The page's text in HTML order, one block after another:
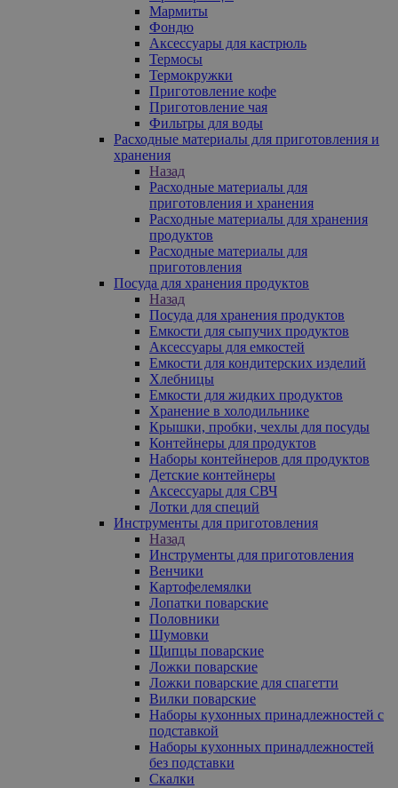
Мармиты
Фондю
Аксессуары для кастрюль
Термосы
Термокружки
Приготовление кофе
Приготовление чая
Фильтры для воды
Расходные материалы для приготовления и
хранения
Назад
Расходные материалы для
приготовления и хранения
Расходные материалы для хранения
продуктов
Расходные материалы для
приготовления
Посуда для хранения продуктов
Назад
Посуда для хранения продуктов
Емкости для сыпучих продуктов
Аксессуары для емкостей
Емкости для кондитерских изделий
Хлебницы
Емкости для жидких продуктов
Хранение в холодильнике
Крышки, пробки, чехлы для посуды
Контейнеры для продуктов
Наборы контейнеров для продуктов
Детские контейнеры
Аксессуары для СВЧ
Лотки для специй
Инструменты для приготовления
Назад
Инструменты для приготовления
Венчики
Картофелемялки
Лопатки поварские
Половники
Шумовки
Щипцы поварские
Ложки поварские
Ложки поварские для спагетти
Вилки поварские
Наборы кухонных принадлежностей с
подставкой
Наборы кухонных принадлежностей
без подставки
Скалки